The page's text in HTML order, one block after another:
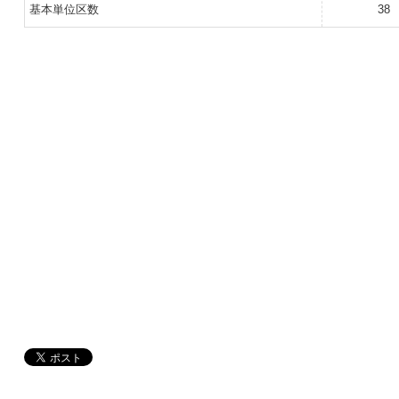
基本単位区数 38